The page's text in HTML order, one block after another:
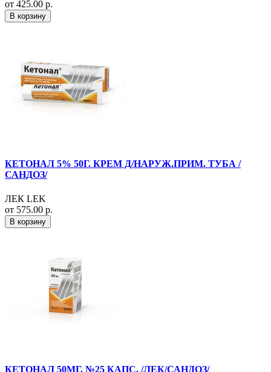
от 425.00 р.
В корзину
КЕТОНАЛ 5% 50Г. КРЕМ Д/НАРУЖ.ПРИМ. ТУБА /
САНДОЗ/
ЛЕК LEK
от 575.00 р.
В корзину
КЕТОНАЛ 50МГ. №25 КАПС. /ЛЕК/САНДОЗ/